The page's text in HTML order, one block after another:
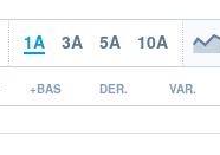
1A 3A 5A 10A
+BAS DER. VAR.